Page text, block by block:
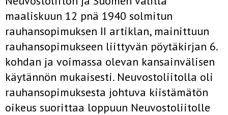
maaliskuun 12 pnä 1940 solmitun
rauhansopi­muksen II artiklan, mainittuun
rauhansopimukseen liittyvän pöytäkir­jan 6.
kohdan ja voimassa olevan kansainvälisen
käytännön mukaisesti. Neuvostoliitolla oli
rauhansopimuksesta johtuva kiistämätön
oikeus suorittaa loppuun Neuvostoliitolle